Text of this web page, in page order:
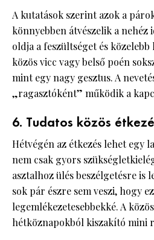
A kutatások szerint azok a
könnyebben átvészelik a nehéz
oldja a feszültséget és közelebb
közös vicc vagy belső poén
mint egy nagy gesztus. A
„ragasztóként” működik a
6. Tudatos közös
Hétvégén az étkezés lehet egy
nem csak gyors
asztalhoz ülés beszélgetésre is
sok pár észre sem veszi, hogy
legemlékezetesebbekké. A
hétköznapokból kiszakító mini